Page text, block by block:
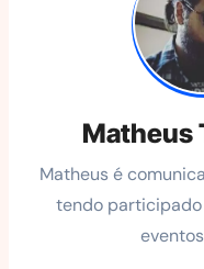
Matheus
Matheus é
tendo